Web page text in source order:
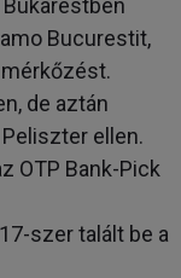
Bucurestit,
de aztán
ellen.
OTP Bank-Pick
szer talált be a